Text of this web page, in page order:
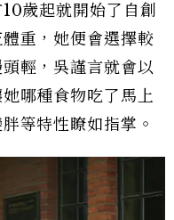
歲起就開始了自創
重，她便會選擇較
輕，吳謹言就會以
哪種食物吃了馬上
等特性瞭如指掌。